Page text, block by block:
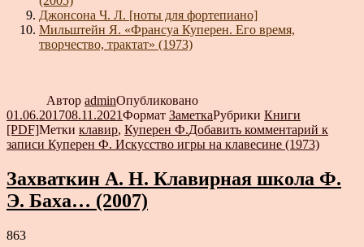
Джонсона Ч. Л. [ноты для фортепиано]
Мильштейн Я. «Франсуа Куперен. Его время,
творчество, трактат» (1973)
Автор adminОпубликовано
01.06.201708.11.2021Формат ЗаметкаРубрики Книги
[PDF]Метки клавир, Куперен Ф.Добавить комментарий к
записи Куперен Ф. Искусство игры на клавесине (1973)
Захваткин А. Н. Клавирная школа Ф.
Э. Баха… (2007)
863